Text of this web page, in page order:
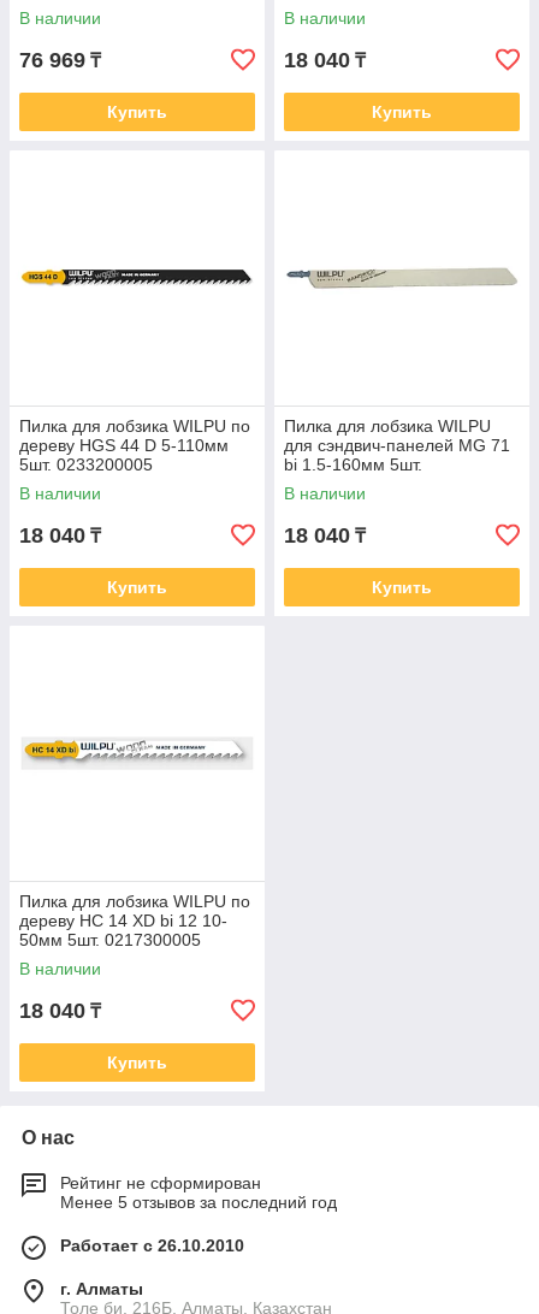
В наличии
76 969 ₸
Купить
В наличии
18 040 ₸
Купить
Пилка для лобзика WILPU по
дереву HGS 44 D 5-110мм
5шт. 0233200005
В наличии
18 040 ₸
Купить
Пилка для лобзика WILPU
для сэндвич-панелей MG 71
bi 1.5-160мм 5шт.
0258600003
В наличии
18 040 ₸
Купить
Пилка для лобзика WILPU по
дереву HC 14 XD bi 12 10-
50мм 5шт. 0217300005
В наличии
18 040 ₸
Купить
О нас
Рейтинг не сформирован
Менее 5 отзывов за последний год
Работает с 26.10.2010
г. Алматы
Толе би, 216Б, Алматы, Казахстан